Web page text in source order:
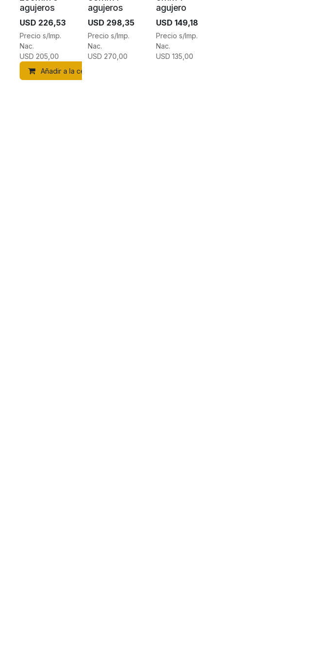
agujeros
USD 226,53
Precio s/Imp.
Nac.
USD 205,00
Añadir a la cesta
agujeros
USD 298,35
Precio s/Imp.
Nac.
USD 270,00
agujero
USD 149,18
Precio s/Imp.
Nac.
USD 135,00